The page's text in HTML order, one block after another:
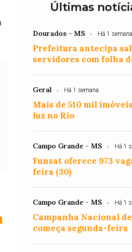
Últimas
Dourados - MS Há 1 semana
Prefeitura antecipa
servidores com folha
Geral Há 1 semana
Mais de 510 mil
luz no Rio
Campo Grande - MS Há 1
Funsat oferece 973
feira (30)
Campo Grande - MS Há 1
Campanha Nacional
começa segunda-feira